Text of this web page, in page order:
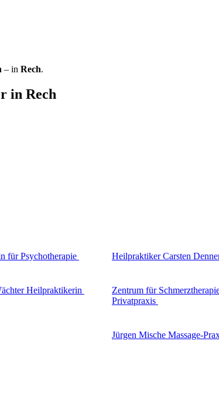
– in Rech.
in Rech
für Psychotherapie Heilpraktiker Carsten
Heilpraktikerin
Zentrum für
Privatpraxis
Jürgen Mische Massage-